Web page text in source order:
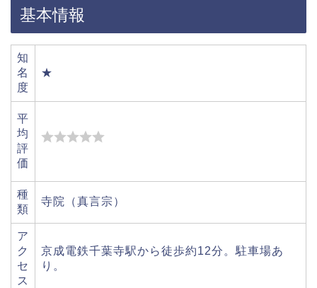
基本情報
知
名
度
★
平
均
評
価
種
類
寺院（真言宗）
ア
ク
セ
ス
京成電鉄千葉寺駅から徒歩約12分。駐車場あ
り。